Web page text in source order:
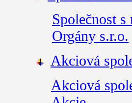
Společnost
Orgány s.r.o.
Akciová
Akciová